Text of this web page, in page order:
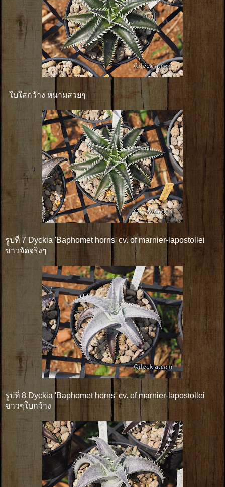
ใบใสกว้าง หนามสวยๆ
รูปที่ 7 Dyckia 'Baphomet horns' cv. of marnier-lapostollei
ขาวจัดจริงๆ
รูปที่ 8 Dyckia 'Baphomet horns' cv. of marnier-lapostollei
ขาวๆใบกว้าง